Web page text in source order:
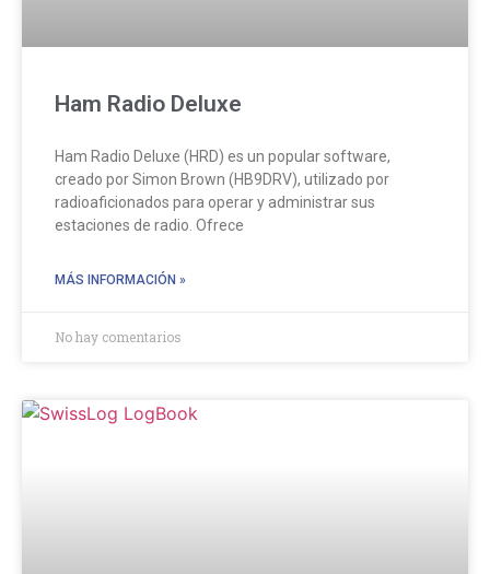
Ham Radio Deluxe
Ham Radio Deluxe (HRD) es un popular software,
creado por Simon Brown (HB9DRV), utilizado por
radioaficionados para operar y administrar sus
estaciones de radio. Ofrece
MÁS INFORMACIÓN »
No hay comentarios